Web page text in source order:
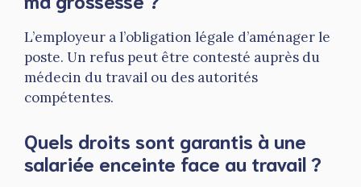
L’employeur a l’obligation légale d’aménager le
poste. Un refus peut être contesté auprès du
médecin du travail ou des autorités
compétentes.
Quels droits sont garantis à une
salariée enceinte face au travail ?